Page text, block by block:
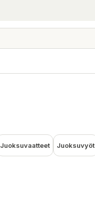
Juoksuvaatteet Juoksuvyöt